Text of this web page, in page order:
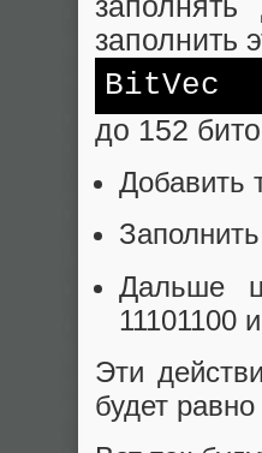
заполнить
BitVec
до 152
Добавить
Дальше
11101100
Эти
будет